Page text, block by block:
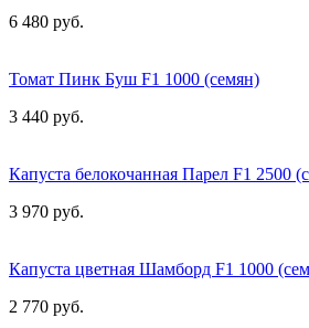
6 480 руб.
Томат Пинк Буш F1 1000 (семян)
3 440 руб.
Капуста белокочанная Парел F1 2500
3 970 руб.
Капуста цветная Шамборд F1 1000
2 770 руб.